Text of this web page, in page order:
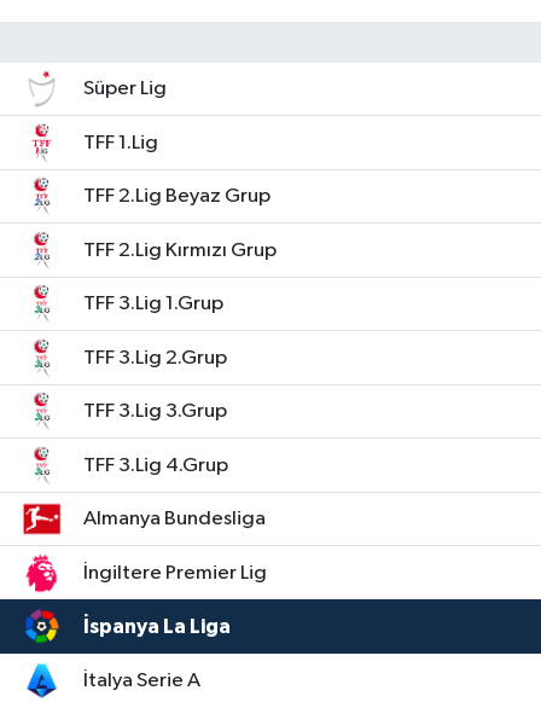
Süper Lig
TFF 1.Lig
TFF 2.Lig Beyaz Grup
TFF 2.Lig Kırmızı Grup
TFF 3.Lig 1.Grup
TFF 3.Lig 2.Grup
TFF 3.Lig 3.Grup
TFF 3.Lig 4.Grup
Almanya Bundesliga
İngiltere Premier Lig
İspanya La Liga
İtalya Serie A